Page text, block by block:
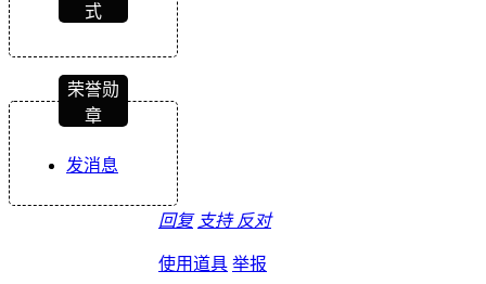
式
荣誉勋
章
发消息
回复 支持 反对
使用道具 举报